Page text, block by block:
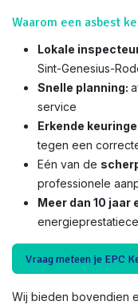
Waarom een asbest
Lokale
Sint-Genesius-
Snelle planning:
service
Erkende
tegen een
Eén van de
professionele
Meer dan 10 jaar
Vraag meteen je EPC
Wij bieden bovendien